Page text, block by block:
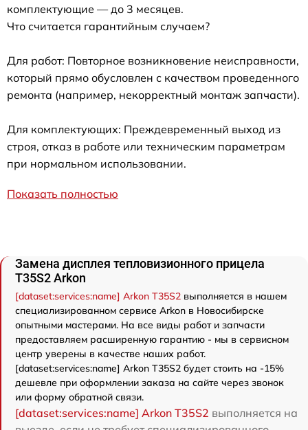
комплектующие — до 3 месяцев.
Что считается гарантийным случаем?
Для работ: Повторное возникновение неисправности,
который прямо обусловлен с качеством проведенного
ремонта (например, некорректный монтаж запчасти).
Для комплектующих: Преждевременный выход из
строя, отказ в работе или техническим параметрам
при нормальном использовании.
Показать полностью
Замена дисплея тепловизионного прицела
T35S2 Arkon
[dataset:services:name] Arkon T35S2 выполняется в нашем
специализированном сервисе Arkon в Новосибирске
опытными мастерами. На все виды работ и запчасти
предоставляем расширенную гарантию - мы в сервисном
центр уверены в качестве наших работ.
[dataset:services:name] Arkon T35S2 будет стоить на -15%
дешевле при оформлении заказа на сайте через звонок
или форму обратной связи.
[dataset:services:name] Arkon T35S2 выполняется на